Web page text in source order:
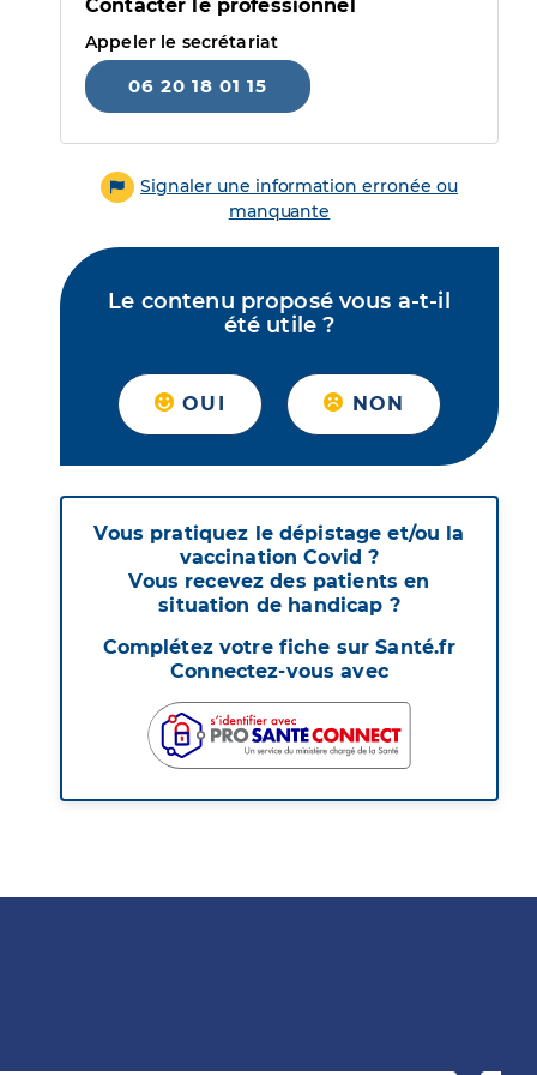
Contacter le professionnel
Appeler le secrétariat
06 20 18 01 15
Signaler une information erronée ou
manquante
Le contenu proposé vous a-t-il
été utile ?
OUI NON
Vous pratiquez le dépistage et/ou la
vaccination Covid ?
Vous recevez des patients en
situation de handicap ?
Complétez votre fiche sur Santé.fr
Connectez-vous avec